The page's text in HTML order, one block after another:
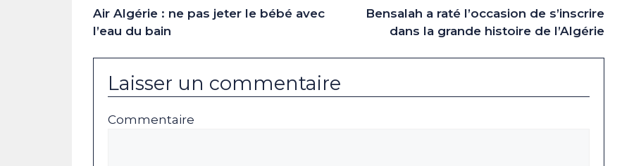
Air Algérie : ne pas jeter le bébé avec
l’eau du bain
Bensalah a raté l’occasion de s’inscrire
dans la grande histoire de l’Algérie
Laisser un commentaire
Commentaire